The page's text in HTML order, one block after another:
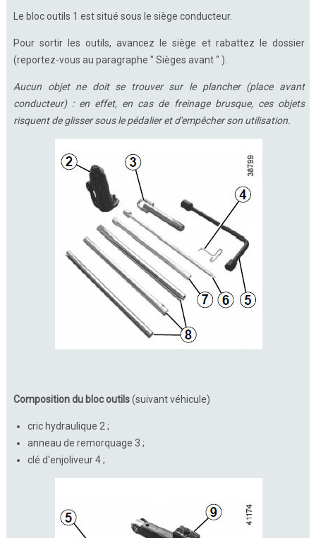
Le bloc outils 1 est situé sous le siège conducteur.
Pour sortir les outils, avancez le siège et rabattez le dossier
(reportez-vous au paragraphe " Sièges avant " ).
Aucun objet ne doit se trouver sur le plancher (place avant
conducteur) : en effet, en cas de freinage brusque, ces objets
risquent de glisser sous le pédalier et d'empêcher son utilisation.
Composition du bloc outils(suivant véhicule)
cric hydraulique 2 ;
anneau de remorquage 3 ;
clé d'enjoliveur 4 ;